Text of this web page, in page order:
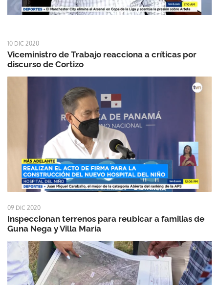
10 DIC 2020
Viceministro de Trabajo reacciona a críticas por
discurso de Cortizo
09 DIC 2020
Inspeccionan terrenos para reubicar a familias de
Guna Nega y Villa María